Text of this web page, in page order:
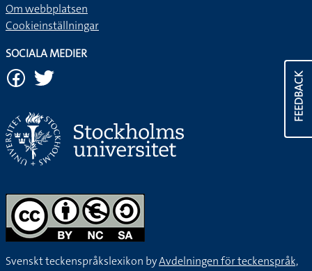
FEEDBACK
Om webbplatsen
Cookieinställningar
SOCIALA MEDIER
Svenskt teckenspråkslexikon byAvdelningen för teckenspråk,